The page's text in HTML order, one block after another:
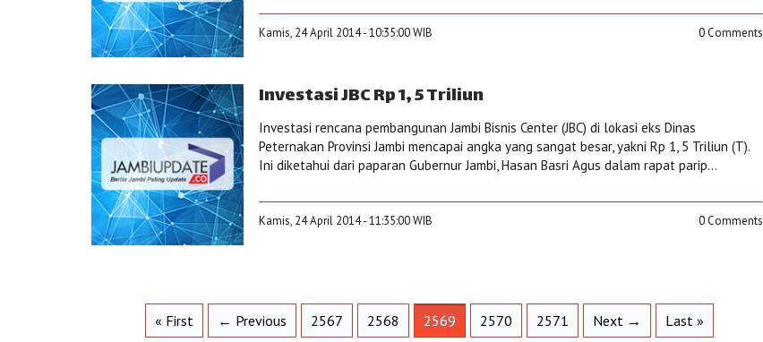
Kamis, 24 April 2014 - 10:35:00 WIB 0 Comments
Investasi JBC Rp 1, 5 Triliun
Investasi rencana pembangunan Jambi Bisnis Center (JBC) di lokasi eks Dinas
Peternakan Provinsi Jambi mencapai angka yang sangat besar, yakni Rp 1, 5 Triliun (T).
Ini diketahui dari paparan Gubernur Jambi, Hasan Basri Agus dalam rapat parip...
Kamis, 24 April 2014 - 11:35:00 WIB 0 Comments
« First ← Previous 2567 2568 2569 2570 2571 Next → Last »